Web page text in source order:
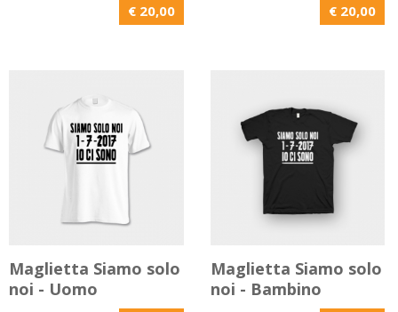
€ 20,00 € 20,00
Maglietta Siamo solo
noi - Uomo
Maglietta Siamo solo
noi - Bambino